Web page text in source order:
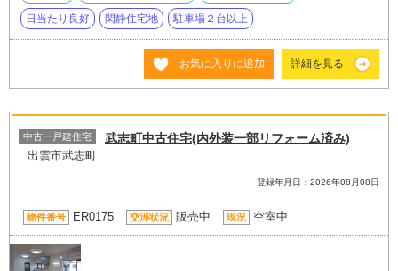
日当たり良好 閑静住宅地 駐車場２台以上
お気に入りに追加 詳細を見る
中古一戸建住宅 武志町中古住宅(内外装一部リフォーム済み)
出雲市武志町
登録年月日：2026年08月08日
物件番号 ER0175 交渉状況 販売中 現況 空室中